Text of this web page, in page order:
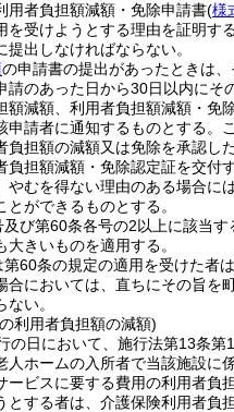
用者負担額減額・免除申請書(様
を受けようとする理由を証明す
提出しなければならない。
の申請書の提出があったときは
請のあった日から30日以内にそ
額減額、利用者負担額減額・免
申請者に通知するものとする。
負担額の減額又は免除を承認した
負担額減額・免除認定証を交付
やむを得ない理由のある場合に
とができるものとする。
び第60条各号の2以上に該当す
大きいものを適用する。
60条の規定の適用を受けた者
合においては、直ちにその旨を
い。
利用者負担額の減額)
の日において、施行法第13条第
人ホームの入所者で当該施設に
ービスに要する費用の利用者負
とする者は、介護保険利用者負